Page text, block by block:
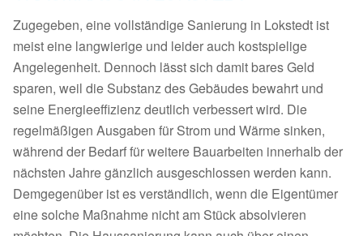
Zugegeben, eine vollständige Sanierung in Lokstedt ist
meist eine langwierige und leider auch kostspielige
Angelegenheit. Dennoch lässt sich damit bares Geld
sparen, weil die Substanz des Gebäudes bewahrt und
seine Energieeffizienz deutlich verbessert wird. Die
regelmäßigen Ausgaben für Strom und Wärme sinken,
während der Bedarf für weitere Bauarbeiten innerhalb der
nächsten Jahre gänzlich ausgeschlossen werden kann.
Demgegenüber ist es verständlich, wenn die Eigentümer
eine solche Maßnahme nicht am Stück absolvieren